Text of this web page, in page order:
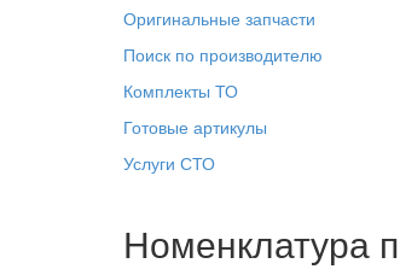
Оригинальные запчасти
Поиск по производителю
Комплекты ТО
Готовые артикулы
Услуги СТО
Номенклатура